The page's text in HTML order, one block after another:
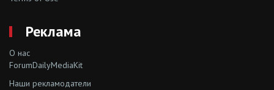
Реклама
О нас
ForumDailyMediaKit
Наши рекламодатели